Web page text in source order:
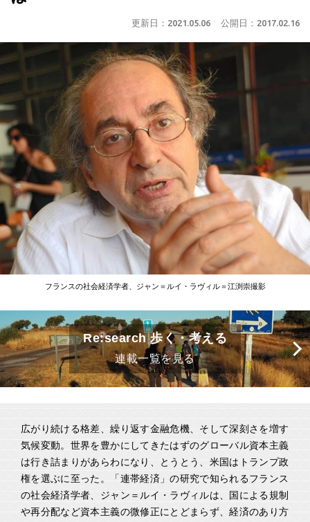
更新日： 2021.05.06 公開日： 2017.02.16
フランスの社会経済学者、ジャン＝ルイ・ラヴィル＝江渕崇撮影
Re:search 歩く・考える
連載一覧を見る
広がり続ける格差、繰り返す金融危機、そして深刻さを増す
気候変動。世界を豊かにしてきたはずのグローバル資本主義
は行き詰まりがあらわになり、とうとう、米国はトランプ政
権を選ぶに至った。「連帯経済」の研究で知られるフランス
の社会経済学者、ジャン＝ルイ・ラヴィルは、国による規制
や再分配など資本主義の微修正にとどまらず、経済のあり方